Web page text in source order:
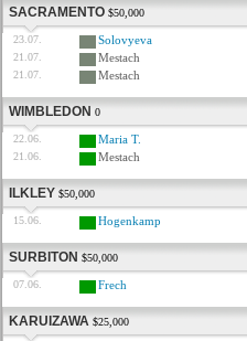
SACRAMENTO $50,000
23.07. Solovyeva
21.07. Mestach
21.07. Mestach
WIMBLEDON 0
22.06. Maria T.
21.06. Mestach
ILKLEY $50,000
15.06. Hogenkamp
SURBITON $50,000
07.06. Frech
KARUIZAWA $25,000